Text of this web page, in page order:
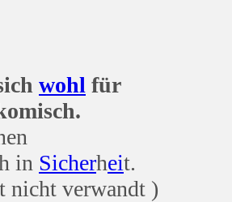
wohl für
in Sicherheit.
nicht verwandt )